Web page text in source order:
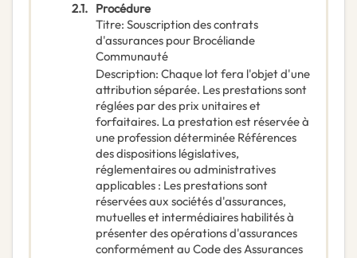
2.1. Procédure
Titre: Souscription des contrats
d'assurances pour Brocéliande
Communauté
Description: Chaque lot fera l'objet d'une
attribution séparée. Les prestations sont
réglées par des prix unitaires et
forfaitaires. La prestation est réservée à
une profession déterminée Références
des dispositions législatives,
réglementaires ou administratives
applicables : Les prestations sont
réservées aux sociétés d'assurances,
mutuelles et intermédiaires habilités à
présenter des opérations d'assurances
conformément au Code des Assurances